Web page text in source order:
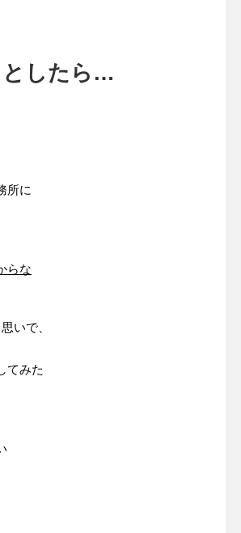
としたら…
所に
らな
いで、
てみた